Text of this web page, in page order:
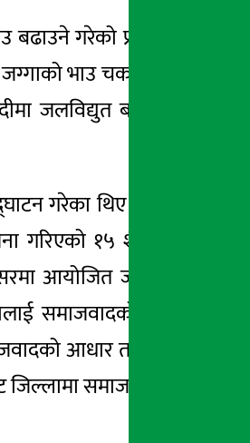
गरेको प्रति असन्तुष्टि प्रकट
भाउ चर्काइन्छ, सरकारले
जलविद्युत बनाउने योजना
गरेका थिए भने सानीभेरी
गरिएको १५ शैयाको नगर
आयोजित जनसभाहरुलाई
समाजवादको आधार बनाउने
आधार तयार पार्ने योजना
जिल्लामा समाजवादको आधार